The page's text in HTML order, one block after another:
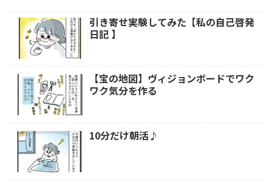
引き寄せ実験してみた【私の自己啓発
日記 】
【宝の地図】ヴィジョンボードでワク
ワク気分を作る
10分だけ朝活♪